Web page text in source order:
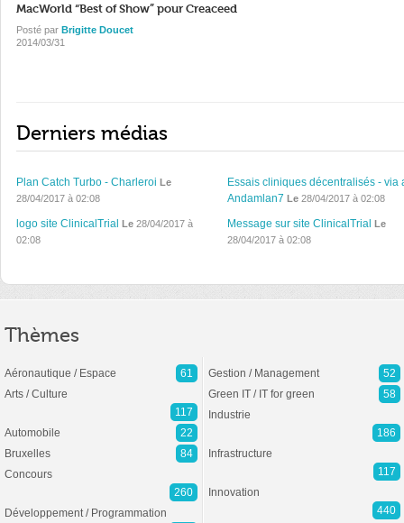
MacWorld “Best of Show” pour Creaceed
Posté par Brigitte Doucet
2014/03/31
Derniers médias
Plan Catch Turbo - Charleroi Le
28/04/2017 à 02:08
Essais cliniques décentralisés - via
Andamlan7 Le28/04/2017 à 02:08
logo site ClinicalTrial Le 28/04/2017 à
02:08
Message sur site ClinicalTrial Le
28/04/2017 à 02:08
Thèmes
Aéronautique / Espace
61
Arts / Culture
117
Automobile
22
Bruxelles
84
Concours
260
Développement / Programmation
Gestion / Management
52
Green IT / IT for green
58
Industrie
186
Infrastructure
117
Innovation
440